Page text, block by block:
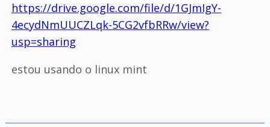
https://drive.google.com/file/d/1GJmIgY-
4ecydNmUUCZLqk-5CG2vfbRRw/view?
usp=sharing
estou usando o linux mint